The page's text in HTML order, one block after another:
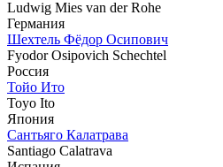
Ludwig Mies van der Rohe
Германия
Шехтель Фёдор Осипович
Fyodor Osipovich Schechtel
Россия
Тойо Ито
Toyo Ito
Япония
Сантьяго Калатрава
Santiago Calatrava